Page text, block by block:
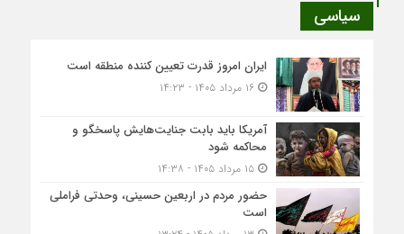
سیاسی
ایران امروز قدرت تعیین کننده منطقه است
۱۶ مرداد ۱۴۰۵ - ۱۴:۲۳
آمریکا باید بابت جنایت‌هایش پاسخگو و
محاکمه شود
۱۵ مرداد ۱۴۰۵ - ۱۴:۳۸
حضور مردم در اربعین حسینی، وحدتی فراملی
است